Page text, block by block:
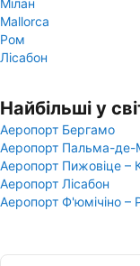
Мілан
Mallorca
Ром
Лісабон
Найбільші у
Аеропорт Бергамо
Аеропорт Пальма-де-
Аеропорт Пижовіце –
Аеропорт Лісабон
Аеропорт Ф'юмічіно –